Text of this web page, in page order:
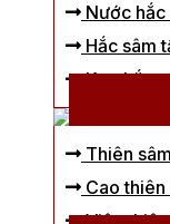
Nước hắc
Hắc sâm
Kẹo hắc
Thiên
Cao thiên